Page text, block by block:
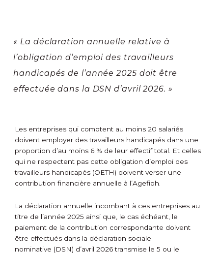
« La déclaration annuelle relative à
l’obligation d’emploi des travailleurs
handicapés de l’année 2025 doit être
effectuée dans la DSN d’avril 2026. »
Les entreprises qui comptent au moins 20 salariés
doivent employer des travailleurs handicapés dans une
proportion d’au moins 6 % de leur effectif total. Et celles
qui ne respectent pas cette obligation d’emploi des
travailleurs handicapés (OETH) doivent verser une
contribution financière annuelle à l’Agefiph.
La déclaration annuelle incombant à ces entreprises au
titre de l’année 2025 ainsi que, le cas échéant, le
paiement de la contribution correspondante doivent
être effectués dans la déclaration sociale
nominative (DSN) d’avril 2026 transmise le 5 ou le